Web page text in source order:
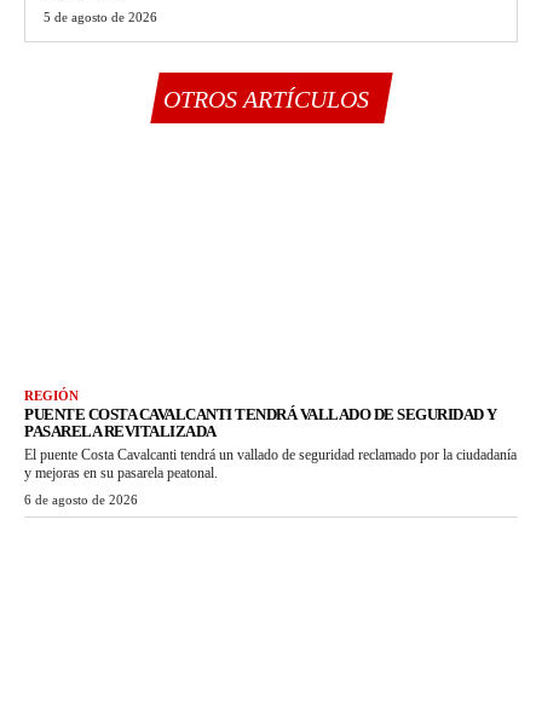
5 de agosto de 2026
OTROS ARTÍCULOS
REGIÓN
PUENTE COSTA CAVALCANTI TENDRÁ VALLADO DE SEGURIDAD Y
PASARELA REVITALIZADA
El puente Costa Cavalcanti tendrá un vallado de seguridad reclamado por la ciudadanía
y mejoras en su pasarela peatonal.
6 de agosto de 2026